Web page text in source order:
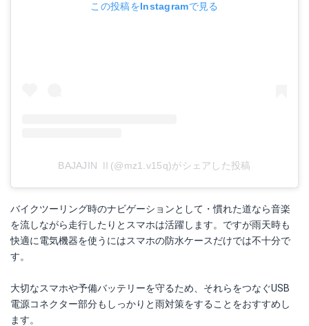
この投稿をInstagramで見る
BAJAJIN Ⅱ(@mz1.v15q)がシェアした投稿
バイクツーリング時のナビゲーションとして・慣れた道なら音楽
を流しながら走行したりとスマホは活躍します。ですが雨天時も
快適に電気機器を使うにはスマホの防水ケースだけでは不十分で
す。
大切なスマホや予備バッテリーを守るため、それらをつなぐUSB
電源コネクター部分もしっかりと雨対策をすることをおすすめし
ます。